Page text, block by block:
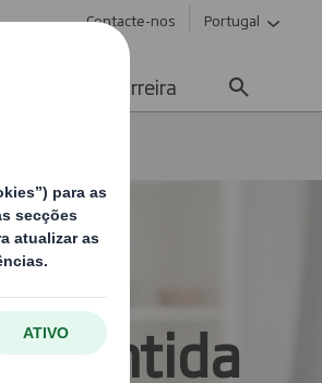
Contacte-nos Portugal
Carreira